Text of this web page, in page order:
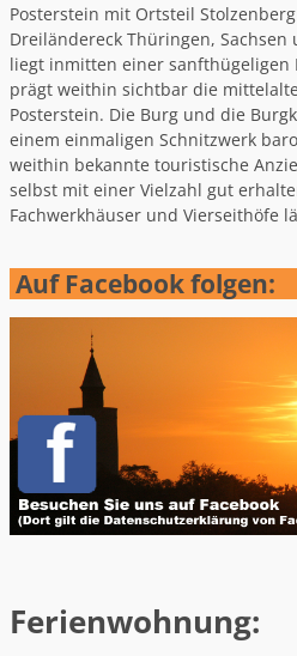
Posterstein mit Ortsteil
Dreiländereck Thüringen, Sachsen
liegt inmitten einer sanfthügeligen
prägt weithin sichtbar die
Posterstein. Die Burg und die
einem einmaligen Schnitzwerk
weithin bekannte touristische
selbst mit einer Vielzahl gut
Fachwerkhäuser und Vierseithöfe
Auf Facebook folgen:
Ferienwohnung: